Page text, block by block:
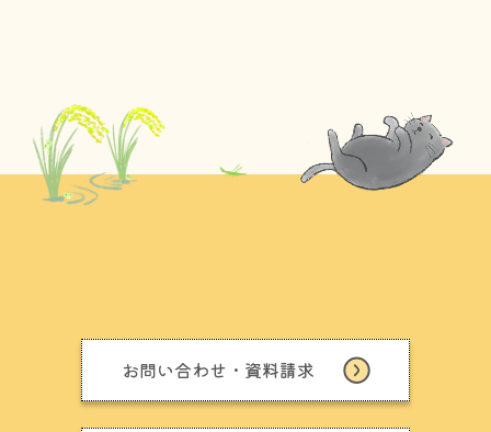
お問い合わせ・資料請求